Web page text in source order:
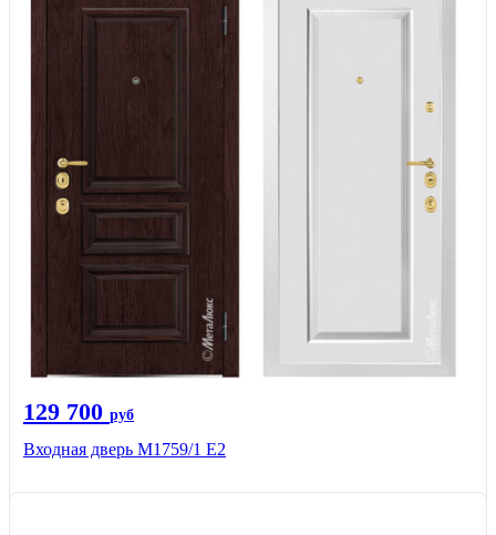
129 700 руб
Входная дверь М1759/1 Е2